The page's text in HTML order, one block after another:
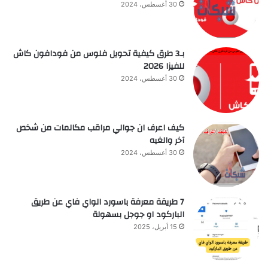
30 أغسطس، 2024
بـ3 طرق كيفية تحويل فلوس من فودافون كاش
للفيزا 2026
30 أغسطس، 2024
كيف اعرف ان جوالي مراقب مكالمات من شخص
آخر والغيه
30 أغسطس، 2024
7 طريقة معرفة باسورد الواي فاي عن طريق
الباركود او جوجل بسهولة
15 أبريل، 2025